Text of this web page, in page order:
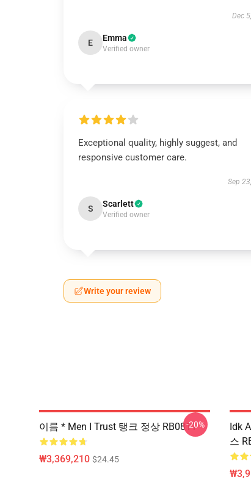
Dec
E Emma
Verified owner
Exceptional quality, highly suggest, and
responsive customer care.
Sep
S Scarlett
Verified owner
Write your review
이름 * Men I Trust 탱크 정상 RB0811
₩3,369,210 $24.45
-20%
Idk
스